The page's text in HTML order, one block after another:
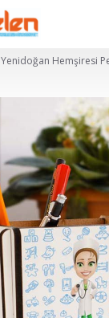
Yenidoğan Hemşiresi